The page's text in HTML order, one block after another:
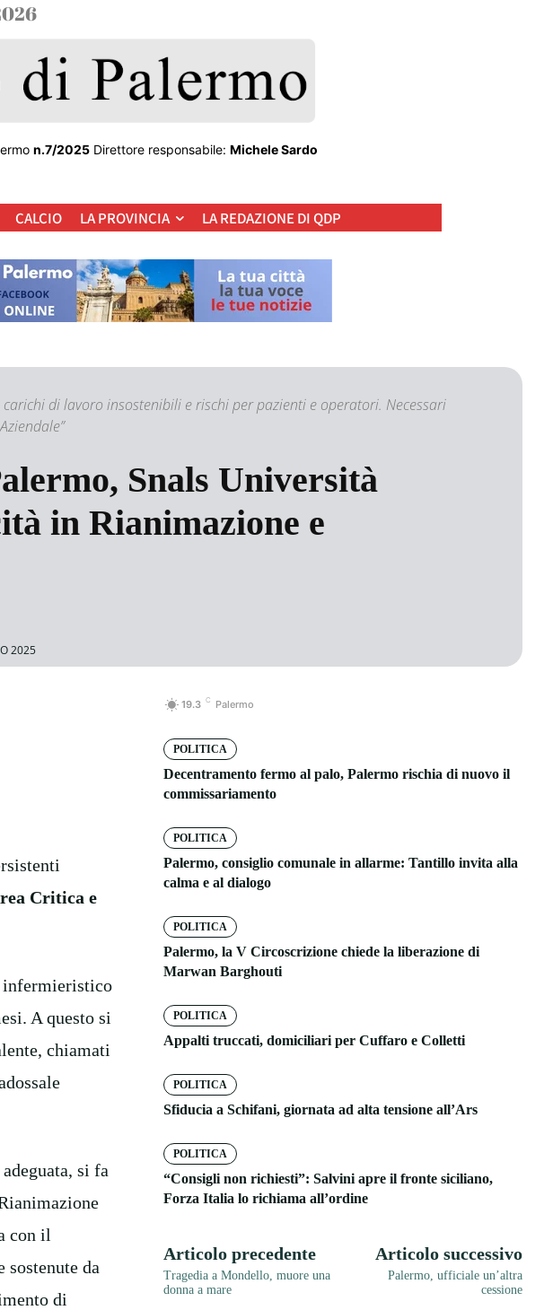
n.7/2025Direttore responsabile: Michele Sardo
CALCIO LA PROVINCIA LA REDAZIONE DI QDP
di lavoro insostenibili e rischi per pazienti e operatori. Necessari
Snals Università
in Rianimazione e
2025
Critica e
infermieristico
A questo si
chiamati
si fa
con il
da
di
19.3 C Palermo
POLITICA
Decentramento fermo al palo, Palermo rischia di nuovo il
commissariamento
POLITICA
Palermo, consiglio comunale in allarme: Tantillo invita alla
calma e al dialogo
POLITICA
Palermo, la V Circoscrizione chiede la liberazione di
Marwan Barghouti
POLITICA
Appalti truccati, domiciliari per Cuffaro e Colletti
POLITICA
Sfiducia a Schifani, giornata ad alta tensione all’Ars
POLITICA
“Consigli non richiesti”: Salvini apre il fronte siciliano,
Forza Italia lo richiama all’ordine
Articolo precedente
Tragedia a Mondello, muore una
donna a mare
Articolo successivo
Palermo, ufficiale un’altra
cessione